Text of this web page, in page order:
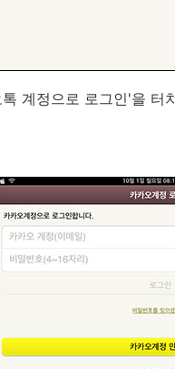
계정으로 로그인'을 터